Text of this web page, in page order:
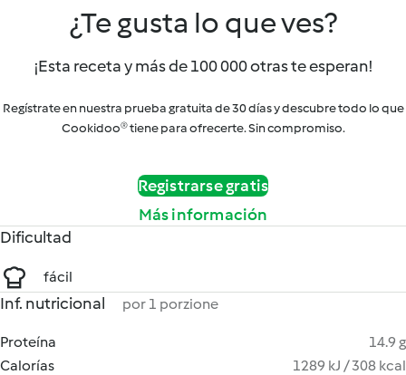
¿Te gusta lo que ves?
¡Esta receta y más de 100 000 otras te esperan!
Regístrate en nuestra prueba gratuita de 30 días y descubre todo lo que
Cookidoo® tiene para ofrecerte. Sin compromiso.
Registrarse gratis
Más información
Dificultad
fácil
Inf. nutricional por 1 porzione
Proteína
14.9 g
Calorías
1289 kJ / 308 kcal